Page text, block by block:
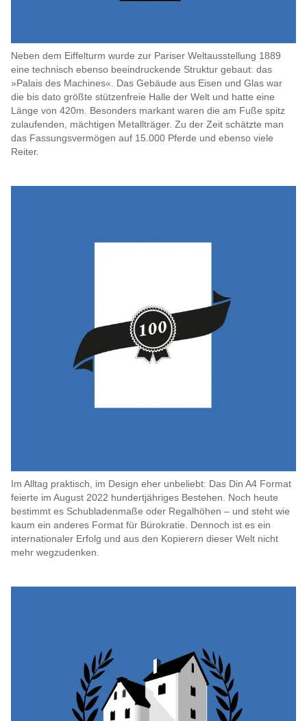
Neben dem Eiffelturm wurde zur Pariser Weltausstellung 1889
eine technisch ebenso beeindruckende Struktur gebaut: das
»Palais des Machines«. Das Gebäude aus Eisen und Glas war
die bis dato größte stützenfreie Halle der Welt und hatte eine
Länge von 420m. Besonders markant waren die am Fuße spitz
zulaufenden, mächtigen Metallträger. Zu der Zeit schätzte man
das Fassungsvermögen auf 15.000 Pferde und ebenso viele
Reiter.
Im Alltag praktisch, im Design eher unbeliebt: Das Din A4 Format
feierte im August 2022 hundertjähriges Bestehen. Noch heute
bestimmt es Schubladenmaße oder Regalhöhen – und steht wie
kaum ein anderes Format für Bürokratie. Dennoch ist es ein
internationaler Erfolg und aus den Kopierern dieser Welt nicht
mehr wegzudenken.